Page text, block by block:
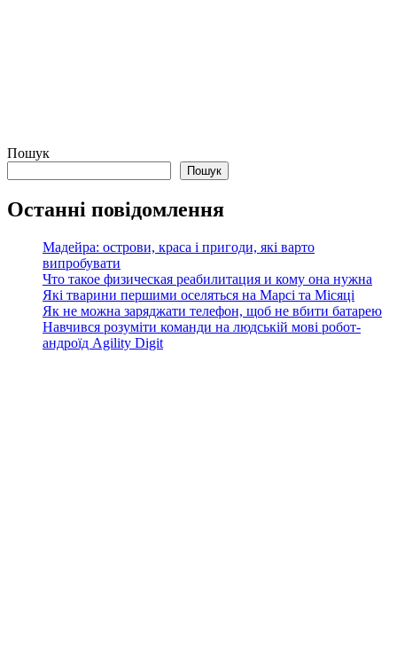
Пошук
Пошук
Останні повідомлення
Мадейра: острови, краса і пригоди, які варто
випробувати
Что такое физическая реабилитация и кому она нужна
Які тварини першими оселяться на Марсі та Місяці
Як не можна заряджати телефон, щоб не вбити батарею
Навчився розуміти команди на людській мові робот-
андроїд Agility Digit